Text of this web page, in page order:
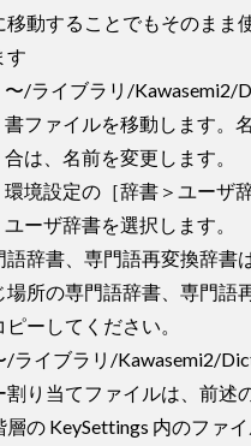
移動することでもそのまま
す
〜/ライブラリ/Kawasemi2/
書ファイルを移動します。
合は、名前を変更します。
環境設定の［辞書＞ユーザ
ユーザ辞書を選択します。
語辞書、専門語再変換辞書
場所の専門語辞書、専門語
ピーしてください。
/ライブラリ/Kawasemi2/
割り当てファイルは、前述
層の KeySettings 内のファ